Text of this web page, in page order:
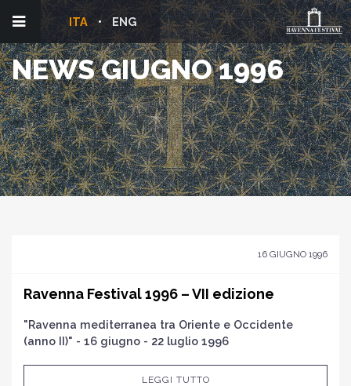
ENG
ITA
NEWS GIUGNO 1996
16 GIUGNO 1996
Ravenna Festival 1996 – VII edizione
"Ravenna mediterranea tra Oriente e Occidente
(anno II)" - 16 giugno - 22 luglio 1996
LEGGI TUTTO